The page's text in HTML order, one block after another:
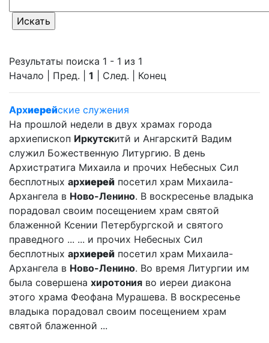
Результаты поиска 1 - 1 из 1
Начало | Пред. | 1 | След. | Конец
Архиерейские служения
На прошлой недели в двух храмах города
архиепископ Иркутскитй и Ангарскитй Вадим
служил Божественную Литургию. В день
Архистратига Михаила и прочих Небесных Сил
бесплотных архиерей посетил храм Михаила-
Архангела в Ново-Ленино. В воскресенье владыка
порадовал своим посещением храм святой
блаженной Ксении Петербургской и святого
праведного ... ... и прочих Небесных Сил
бесплотных архиерей посетил храм Михаила-
Архангела в Ново-Ленино. Во время Литургии им
была совершена хиротония во иереи диакона
этого храма Феофана Мурашева. В воскресенье
владыка порадовал своим посещением храм
святой блаженной ...